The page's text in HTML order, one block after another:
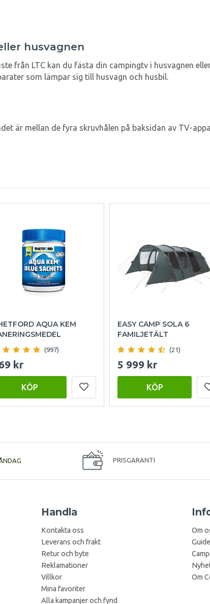
husvagnen
från LTC kan du fästa din campingtv i husvagnen
som lämpar sig till husvagn och husbil.
är mellan de fyra skruvhålen på baksidan av TV-
AQUA KEM
(997)
kr
KÖP
EASY CAMP SOLA 6
FAMILJETÄLT
(21)
5 999 kr
KÖP
PRISGARANTI
Handla
Kontakta oss
Leverans och frakt
Retur och byte
Reklamationer
Villkor
Mina favoriter
Alla kampanjer och fynd
Om
Om